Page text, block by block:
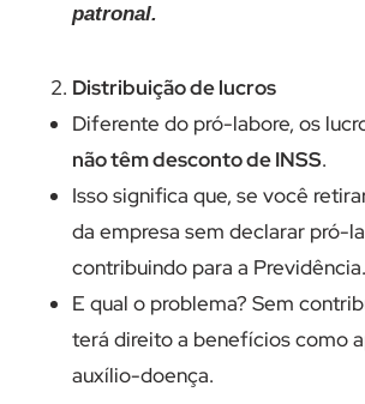
patronal.
Distribuição de lucros
Diferente do pró-labore, os
não têm desconto de INSS.
Isso significa que, se você
da empresa sem declarar pró-
contribuindo para a Previdência.
E qual o problema? Sem
terá direito a benefícios como
auxílio-doença.